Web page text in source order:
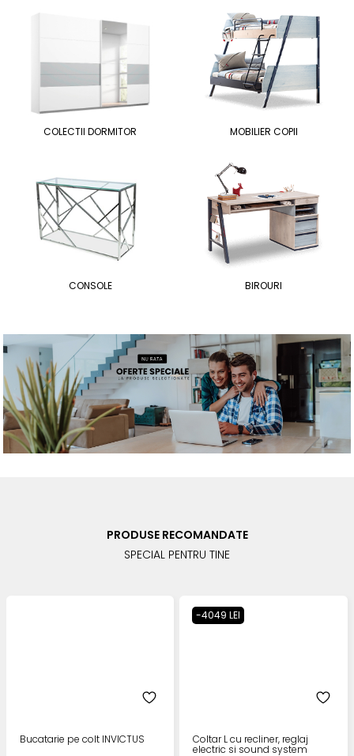
COLECTII DORMITOR MOBILIER COPII
CONSOLE BIROURI
PRODUSE RECOMANDATE
SPECIAL PENTRU TINE
Bucatarie pe colt INVICTUS
-4049 LEI
Coltar L cu recliner, reglaj
electric si sound system